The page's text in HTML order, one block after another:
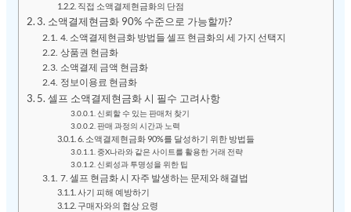
직접 소액결제현금화의 단점
3. 소액결제현금화 90% 수준으로 가능할까?
4. 소액결제현금화 방법들 셀프 현금화의 세 가지 선택지
상품권 현금화
소액결제 금액 현금화
정보이용료 현금화
5. 셀프 소액결제현금화 시 필수 고려사항
신뢰할 수 있는 판매처 찾기
판매 과정의 시간과 노력
6. 소액결제현금화 90%를 달성하기 위한 방법들
중X나라와 같은 사이트를 활용한 거래 전략
신뢰성과 투명성을 위한 팁
7. 셀프 현금화 시 자주 발생하는 문제와 해결법
사기 피해 예방하기
구매자와의 협상 요령